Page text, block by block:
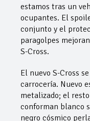
estamos tras un
ocupantes. El
conjunto y el
paragolpes
S-Cross.
El nuevo S-Cross
carrocería. Nuevo
metalizado; el
conforman blanco
negro cósmico